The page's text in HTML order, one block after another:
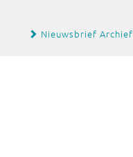
Nieuwsbrief Archief